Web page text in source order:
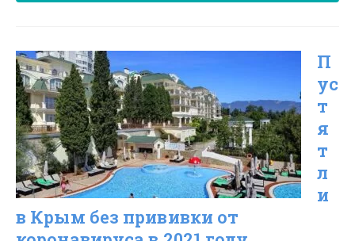
Россию
из
Турции
для
россиян
в
П
ус
т
я
т
л
и
в Крым без прививки от